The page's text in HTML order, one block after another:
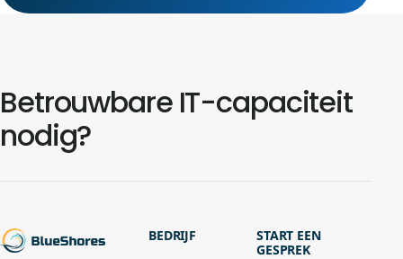
Betrouwbare IT-capaciteit
nodig?
BEDRIJF
START EEN
GESPREK